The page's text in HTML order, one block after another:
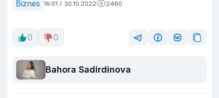
Biznes 16:01 / 30.10.2022 2460
0 0
Bahora Sadirdinova